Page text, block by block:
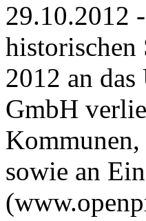
29.10.2012
historischen
2012 an
GmbH
Kommunen,
sowie an